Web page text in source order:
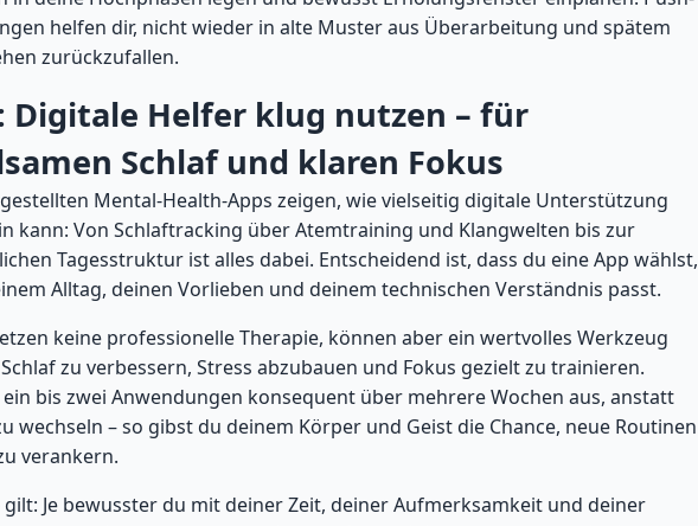
helfen dir, nicht wieder in alte Muster aus Überarbeitung und spätem
zurückzufallen.
Digitale Helfer klug nutzen – für
Schlaf und klaren Fokus
Mental-Health-Apps zeigen, wie vielseitig digitale Unterstützung
kann: Von Schlaftracking über Atemtraining und Klangwelten bis zur
Tagesstruktur ist alles dabei. Entscheidend ist, dass du eine App wählst,
Alltag, deinen Vorlieben und deinem technischen Verständnis passt.
keine professionelle Therapie, können aber ein wertvolles Werkzeug
zu verbessern, Stress abzubauen und Fokus gezielt zu trainieren.
bis zwei Anwendungen konsequent über mehrere Wochen aus, anstatt
wechseln – so gibst du deinem Körper und Geist die Chance, neue Routinen
verankern.
gilt: Je bewusster du mit deiner Zeit, deiner Aufmerksamkeit und deiner